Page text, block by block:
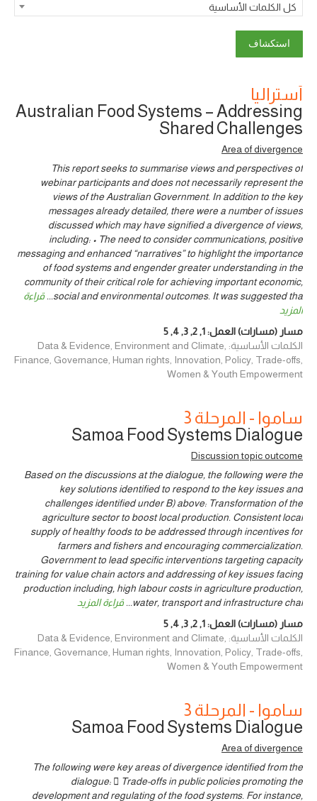
كل الكلمات الأساسية
أستراليا
Australian Food Systems – Addressing
Shared Challenges
Area of divergence
This report seeks to summarise views and perspectives of
webinar participants and does not necessarily represent the
views of the Australian Government. In addition to the key
messages already detailed, there were a number of issues
discussed which may have signified a divergence of views,
including: • The need to consider communications, positive
messaging and enhanced “narratives” to highlight the importance
of food systems and engender greater understanding in the
community of their critical role for achieving important economic,
social and environmental outcomes. It was suggested tha
... قراءة
المزيد
مسار (مسارات) العمل:1
,
2
,
3
,
4
,
5
الكلمات الأساسية: Data & Evidence, Environment and Climate,
Finance, Governance, Human rights, Innovation, Policy, Trade-offs,
Women & Youth Empowerment
ساموا - المرحلة 3
Samoa Food Systems Dialogue
Discussion topic outcome
Based on the discussions at the dialogue, the following were the
key solutions identified to respond to the key issues and
challenges identified under B) above: Transformation of the
agriculture sector to boost local production. Consistent local
supply of healthy foods to be addressed through incentives for
farmers and fishers and encouraging commercialization.
Government to lead specific interventions targeting capacity
training for value chain actors and addressing of key issues facing
production including, high labour costs in agriculture production,
water, transport and infrastructure chal
... قراءة المزيد
مسار (مسارات) العمل:1
,
2
,
3
,
4
,
5
الكلمات الأساسية: Data & Evidence, Environment and Climate,
Finance, Governance, Human rights, Innovation, Policy, Trade-offs,
Women & Youth Empowerment
ساموا - المرحلة 3
Samoa Food Systems Dialogue
Area of divergence
The following were key areas of divergence identified from the
dialogue:  Trade-offs in public policies promoting the
development and regulating of the food systems. For instance,